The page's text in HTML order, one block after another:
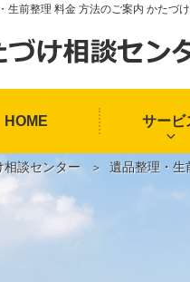
生前整理 料金 方法のご案内 かたづ
HOME サービ
相談センター 遺品整理・生